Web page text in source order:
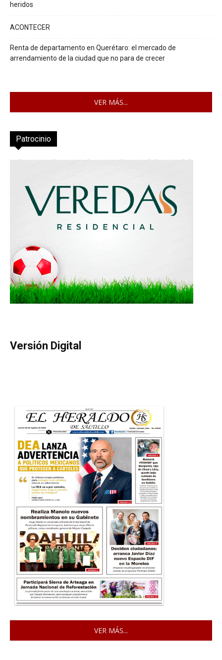
heridos
ACONTECER
Renta de departamento en Querétaro: el mercado de
arrendamiento de la ciudad que no para de crecer
VER MÁS...
Patrocinio
Versión Digital
VER MÁS...